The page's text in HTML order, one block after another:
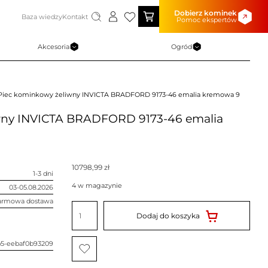
Baza wiedzyKontakt Dobierz kominek
Pomoc ekspertów
Akcesoria Ogród
kominkowy żeliwny INVICTA BRADFORD 9173-46 emalia kremowa 9
INVICTA BRADFORD 9173-46 emalia
1-3 dni
03-05.08.2026
dostawa
eebaf0b93209
10798,99 zł
4 w magazynie
ilość
Piec
kominkowy
żeliwny
INVICTA
BRADFORD
9173-
46
Dodaj do koszyka